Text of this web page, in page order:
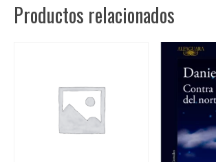
Productos relacionados